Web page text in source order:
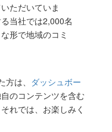
ただいていま
当社では2,000名
形で地域のコミ
は、 ダッシュボー
のコンテンツを含む
れでは、お楽しみく